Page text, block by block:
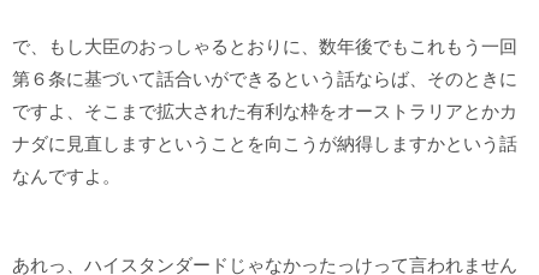
で、もし大臣のおっしゃるとおりに、数年後でもこれもう一回
第６条に基づいて話合いができるという話ならば、そのときに
ですよ、そこまで拡大された有利な枠をオーストラリアとかカ
ナダに見直しますということを向こうが納得しますかという話
なんですよ。
あれっ、ハイスタンダードじゃなかったっけって言われません